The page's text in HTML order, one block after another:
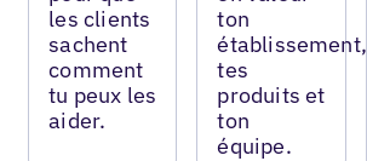
les clients
sachent
comment
tu peux les
aider.
ton
établissement,
tes
produits et
ton
équipe.